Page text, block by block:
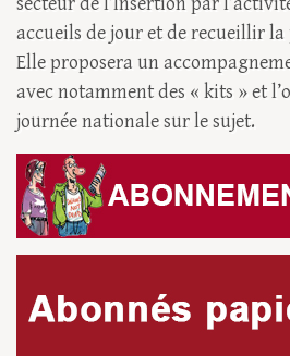
accueils de jour et de recueillir la
Elle proposera un
avec notamment des « kits » et
journée nationale sur le sujet.